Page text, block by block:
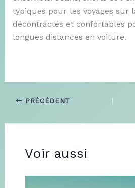
typiques pour les voyages sur
décontractés et confortables
longues distances en voiture.
PRÉCÉDENT
Voir aussi